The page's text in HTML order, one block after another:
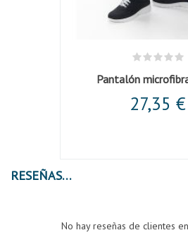
Pantalón
27,35 €
RESEÑAS
No hay reseñas de clientes